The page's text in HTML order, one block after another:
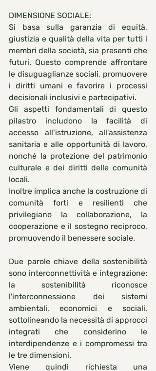
DIMENSIONE SOCIALE:
Si basa sulla garanzia di equità,
giustizia e qualità della vita per tutti i
membri della società, sia presenti che
futuri. Questo comprende affrontare
le disuguaglianze sociali, promuovere
i diritti umani e favorire i processi
decisionali inclusivi e partecipativi.
Gli aspetti fondamentali di questo
pilastro includono la facilità di
accesso all’istruzione, all'assistenza
sanitaria e alle opportunità di lavoro,
nonché la protezione del patrimonio
culturale e dei diritti delle comunità
locali.
Inoltre implica anche la costruzione di
comunità forti e resilienti che
privilegiano la collaborazione, la
cooperazione e il sostegno reciproco,
promuovendo il benessere sociale.
Due parole chiave della sostenibilità
sono interconnettività e integrazione:
la sostenibilità riconosce
l'interconnessione dei sistemi
ambientali, economici e sociali,
sottolineando la necessità di approcci
integrati che considerino le
interdipendenze e i compromessi tra
le tre dimensioni.
Viene quindi richiesta una